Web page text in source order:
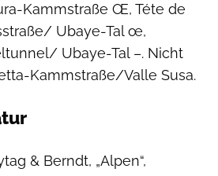
Kammstraße Œ, Téte de
Ubaye-Tal œ,
Ubaye-Tal –. Nicht
Kammstraße/Valle Susa.
& Berndt, „Alpen“,